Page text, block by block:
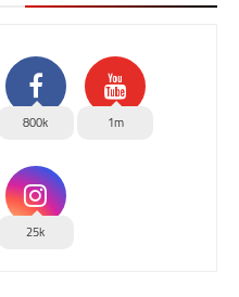
1m
800k
25k